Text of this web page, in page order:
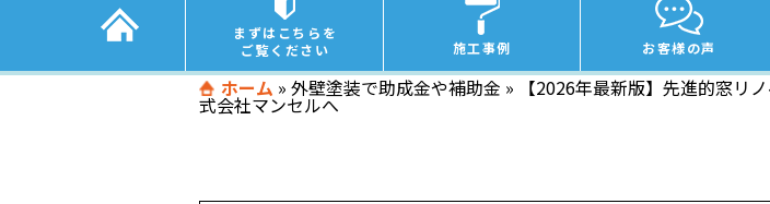
まずはこちらを
ご覧ください
施工事例 お客様の声
ホーム » 外壁塗装で助成金や補助金 » 【2026年最新版】先進的窓リ
式会社マンセルへ